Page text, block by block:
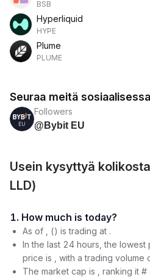
BSB
Hyperliquid
HYPE
Plume
PLUME
Seuraa meitä
Followers
@Bybit EU
Usein kysyttyä
LLD)
1. How much is today?
As of , () is trading at .
In the last 24 hours, the lowest
price is , with a trading volume
The market cap is , ranking it